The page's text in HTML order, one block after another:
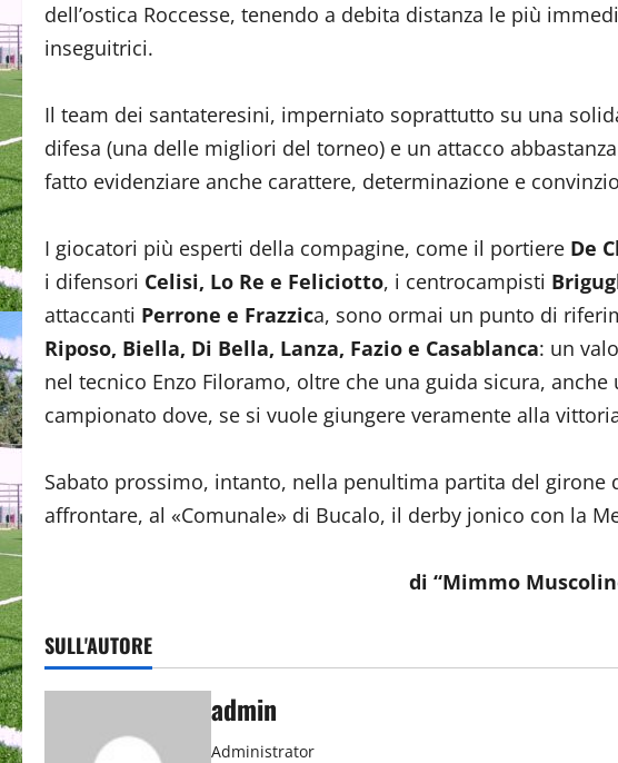
dell’ostica Roccesse, tenendo a debita distanza le più
inseguitrici.
Il team dei santateresini, imperniato soprattutto su una
difesa (una delle migliori del torneo) e un attacco
fatto evidenziare anche carattere, determinazione e
I giocatori più esperti della compagine, come il portiere De
i difensori Celisi, Lo Re e Feliciotto, i centrocampisti
attaccanti Perrone e Frazzica, sono ormai un punto di
Riposo, Biella, Di Bella, Lanza, Fazio e Casablanca: un
nel tecnico Enzo Filoramo, oltre che una guida sicura,
campionato dove, se si vuole giungere veramente alla
Sabato prossimo, intanto, nella penultima partita del girone
affrontare, al «Comunale» di Bucalo, il derby jonico con la
di “Mimmo
SULL'AUTORE
admin
Administrator